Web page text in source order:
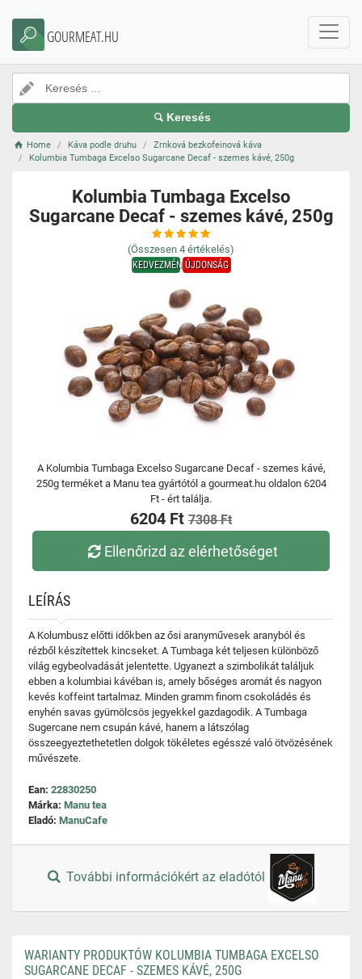
GOURMEAT.HU
Keresés
Home Káva podle druhu
Zrnková bezkofeinová káva
Kolumbia Tumbaga Excelso Sugarcane Decaf - szemes kávé, 250g
Kolumbia Tumbaga Excelso
Sugarcane Decaf - szemes kávé, 250g
(Összesen 4 értékelés)
KEDVEZMÉNYÚJDONSÁG
A Kolumbia Tumbaga Excelso Sugarcane Decaf - szemes kávé,
250g terméket a Manu tea gyártótól a gourmeat.hu oldalon 6204
Ft - ért találja.
6204 Ft 7308 Ft
Ellenőrizd az elérhetőséget
LEÍRÁS
A Kolumbusz előtti időkben az ősi aranyművesek aranyból és
rézből készítettek kincseket. A Tumbaga két teljesen különböző
világ egybeolvadását jelentette. Ugyanezt a szimbolikát találjuk
ebben a kolumbiai kávéban is, amely bőséges aromát és nagyon
kevés koffeint tartalmaz. Minden gramm finom csokoládés és
enyhén savas gyümölcsös jegyekkel gazdagodik. A Tumbaga
Sugercane nem csupán kávé, hanem a látszólag
összeegyeztethetetlen dolgok tökéletes egésszé való ötvözésének
művészete.
Ean: 22830250
Márka: Manu tea
Eladó: ManuCafe
További információkért az eladótól
WARIANTY PRODUKTÓW KOLUMBIA TUMBAGA EXCELSO
SUGARCANE DECAF - SZEMES KÁVÉ, 250G